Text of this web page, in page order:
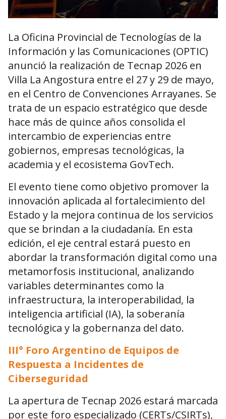
La Oficina Provincial de Tecnologías de la
Información y las Comunicaciones (OPTIC)
anunció la realización de Tecnap 2026 en
Villa La Angostura entre el 27 y 29 de mayo,
en el Centro de Convenciones Arrayanes. Se
trata de un espacio estratégico que desde
hace más de quince años consolida el
intercambio de experiencias entre
gobiernos, empresas tecnológicas, la
academia y el ecosistema GovTech.
El evento tiene como objetivo promover la
innovación aplicada al fortalecimiento del
Estado y la mejora continua de los servicios
que se brindan a la ciudadanía. En esta
edición, el eje central estará puesto en
abordar la transformación digital como una
metamorfosis institucional, analizando
variables determinantes como la
infraestructura, la interoperabilidad, la
inteligencia artificial (IA), la soberanía
tecnológica y la gobernanza del dato.
III° Foro Argentino de Equipos de
Respuesta a Incidentes de
Ciberseguridad
La apertura de Tecnap 2026 estará marcada
por este foro especializado (CERTs/CSIRTs),